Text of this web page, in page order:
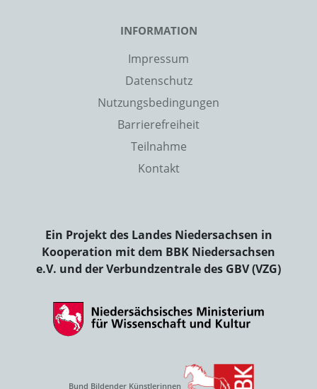
INFORMATION
Impressum
Datenschutz
Nutzungsbedingungen
Barrierefreiheit
Teilnahme
Kontakt
Ein Projekt des Landes Niedersachsen in
Kooperation mit dem BBK Niedersachsen
e.V. und der Verbundzentrale des GBV (VZG)
Bund Bildender Künstlerinnen